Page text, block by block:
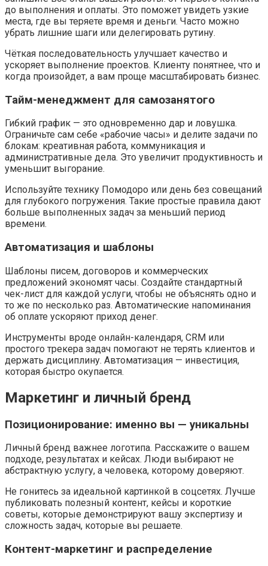
до выполнения и оплаты. Это поможет увидеть узкие
места, где вы теряете время и деньги. Часто можно
убрать лишние шаги или делегировать рутину.
Чёткая последовательность улучшает качество и
ускоряет выполнение проектов. Клиенту понятнее, что и
когда произойдет, а вам проще масштабировать бизнес.
Тайм-менеджмент для самозанятого
Гибкий график — это одновременно дар и ловушка.
Ограничьте сам себе «рабочие часы» и делите задачи по
блокам: креативная работа, коммуникация и
административные дела. Это увеличит продуктивность и
уменьшит выгорание.
Используйте технику Помодоро или день без совещаний
для глубокого погружения. Такие простые правила дают
больше выполненных задач за меньший период
времени.
Автоматизация и шаблоны
Шаблоны писем, договоров и коммерческих
предложений экономят часы. Создайте стандартный
чек-лист для каждой услуги, чтобы не объяснять одно и
то же по несколько раз. Автоматические напоминания
об оплате ускоряют приход денег.
Инструменты вроде онлайн-календаря, CRM или
простого трекера задач помогают не терять клиентов и
держать дисциплину. Автоматизация — инвестиция,
которая быстро окупается.
Маркетинг и личный бренд
Позиционирование: именно вы — уникальны
Личный бренд важнее логотипа. Расскажите о вашем
подходе, результатах и кейсах. Люди выбирают не
абстрактную услугу, а человека, которому доверяют.
Не гонитесь за идеальной картинкой в соцсетях. Лучше
публиковать полезный контент, кейсы и короткие
советы, которые демонстрируют вашу экспертизу и
сложность задач, которые вы решаете.
Контент-маркетинг и распределение